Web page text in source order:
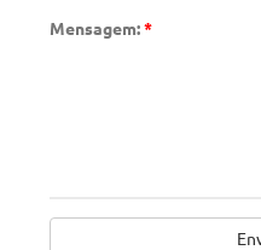
Mensagem:*